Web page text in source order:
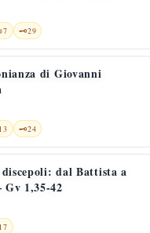
7 🗝️29
di Giovanni
13 🗝️24
dal Battista a
1,35-42
17